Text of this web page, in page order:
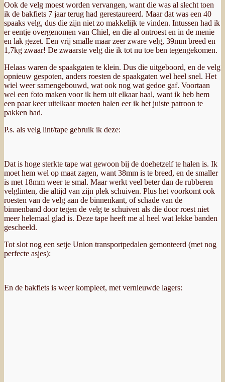
Ook de velg moest worden vervangen, want die was al slecht toen
ik de bakfiets 7 jaar terug had gerestaureerd. Maar dat was een 40
spaaks velg, dus die zijn niet zo makkelijk te vinden. Intussen had ik
er eentje overgenomen van Chiel, en die al ontroest en in de menie
en lak gezet. Een vrij smalle maar zeer zware velg, 39mm breed en
1,7kg zwaar! De zwaarste velg die ik tot nu toe ben tegengekomen.
Helaas waren de spaakgaten te klein. Dus die uitgeboord, en de velg
opnieuw gespoten, anders roesten de spaakgaten wel heel snel. Het
wiel weer samengebouwd, wat ook nog wat gedoe gaf. Voortaan
wel een foto maken voor ik hem uit elkaar haal, want ik heb hem
een paar keer uitelkaar moeten halen eer ik het juiste patroon te
pakken had.
P.s. als velg lint/tape gebruik ik deze:
Dat is hoge sterkte tape wat gewoon bij de doehetzelf te halen is. Ik
moet hem wel op maat zagen, want 38mm is te breed, en de smaller
is met 18mm weer te smal. Maar werkt veel beter dan de rubberen
velglinten, die altijd van zijn plek schuiven. Plus het voorkomt ook
roesten van de velg aan de binnenkant, of schade van de
binnenband door tegen de velg te schuiven als die door roest niet
meer helemaal glad is. Deze tape heeft me al heel wat lekke banden
gescheeld.
Tot slot nog een setje Union transportpedalen gemonteerd (met nog
perfecte asjes):
En de bakfiets is weer kompleet, met vernieuwde lagers: